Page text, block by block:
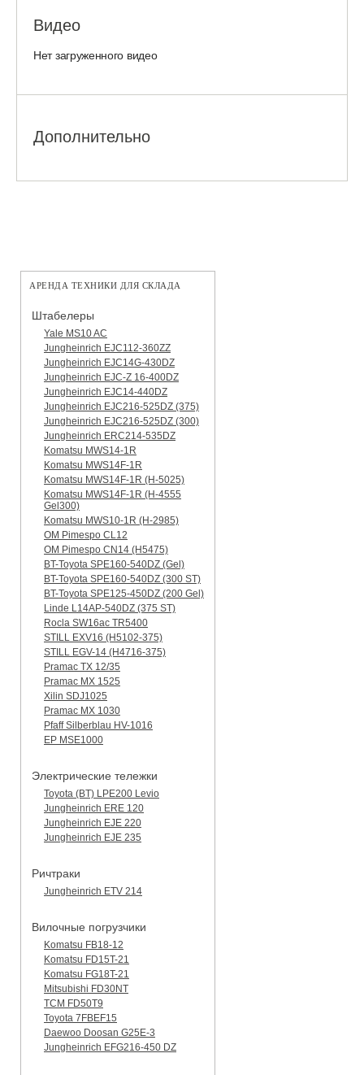
Видео
Нет загруженного видео
Дополнительно
АРЕНДА ТЕХНИКИ ДЛЯ СКЛАДА
Штабелеры
Yale MS10 AC
Jungheinrich EJC112-360ZZ
Jungheinrich EJC14G-430DZ
Jungheinrich EJC-Z 16-400DZ
Jungheinrich EJC14-440DZ
Jungheinrich EJC216-525DZ (375)
Jungheinrich EJC216-525DZ (300)
Jungheinrich ERC214-535DZ
Komatsu MWS14-1R
Komatsu MWS14F-1R
Komatsu MWS14F-1R (H-5025)
Komatsu MWS14F-1R (H-4555
Gel300)
Komatsu MWS10-1R (Н-2985)
OM Pimespo CL12
OM Pimespo CN14 (Н5475)
BT-Toyota SPE160-540DZ (Gel)
BT-Toyota SPE160-540DZ (300 ST)
BT-Toyota SPE125-450DZ (200 Gel)
Linde L14AP-540DZ (375 ST)
Rocla SW16ac TR5400
STILL EXV16 (H5102-375)
STILL EGV-14 (H4716-375)
Pramac TX 12/35
Pramac MX 1525
Xilin SDJ1025
Pramac MX 1030
Pfaff Silberblau HV-1016
EP MSE1000
Электрические тележки
Toyota (BT) LPE200 Levio
Jungheinrich ERE 120
Jungheinrich EJE 220
Jungheinrich EJE 235
Ричтраки
Jungheinrich ETV 214
Вилочные погрузчики
Komatsu FB18-12
Komatsu FD15T-21
Komatsu FG18T-21
Mitsubishi FD30NT
TCM FD50T9
Toyota 7FBEF15
Daewoo Doosan G25E-3
Jungheinrich EFG216-450 DZ